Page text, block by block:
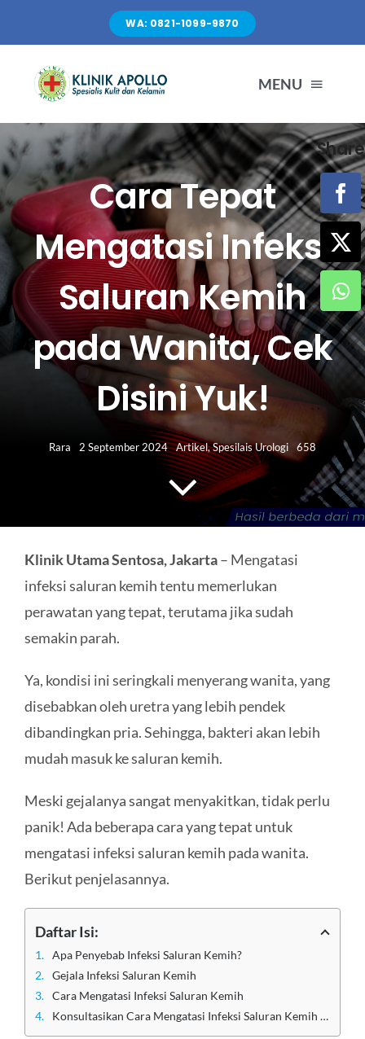
content
WA: 0821-1099-9870
MENU
TENTANG KAMI
LAYANAN
FASILITAS
ARTIKEL
HUBUNGI KAMI
Cara Tepat
Mengatasi Infeksi
Saluran Kemih
pada Wanita, Cek
Disini Yuk!
Rara 2 September 2024 Artikel,Spesilais Urologi 658
Klinik Utama Sentosa, Jakarta– Mengatasi
infeksi saluran kemih tentu memerlukan
perawatan yang tepat, terutama jika sudah
semakin parah.
Ya, kondisi ini seringkali menyerang wanita, yang
disebabkan oleh uretra yang lebih pendek
dibandingkan pria. Sehingga, bakteri akan lebih
mudah masuk ke saluran kemih.
Meski gejalanya sangat menyakitkan, tidak perlu
panik! Ada beberapa cara yang tepat untuk
mengatasi infeksi saluran kemih pada wanita.
Berikut penjelasannya.
Daftar Isi:
Apa Penyebab Infeksi Saluran Kemih?
Gejala Infeksi Saluran Kemih
Cara Mengatasi Infeksi Saluran Kemih
Konsultasikan Cara Mengatasi Infeksi Saluran Kemih yang Tepat di Klinik Utama Sentosa
Share